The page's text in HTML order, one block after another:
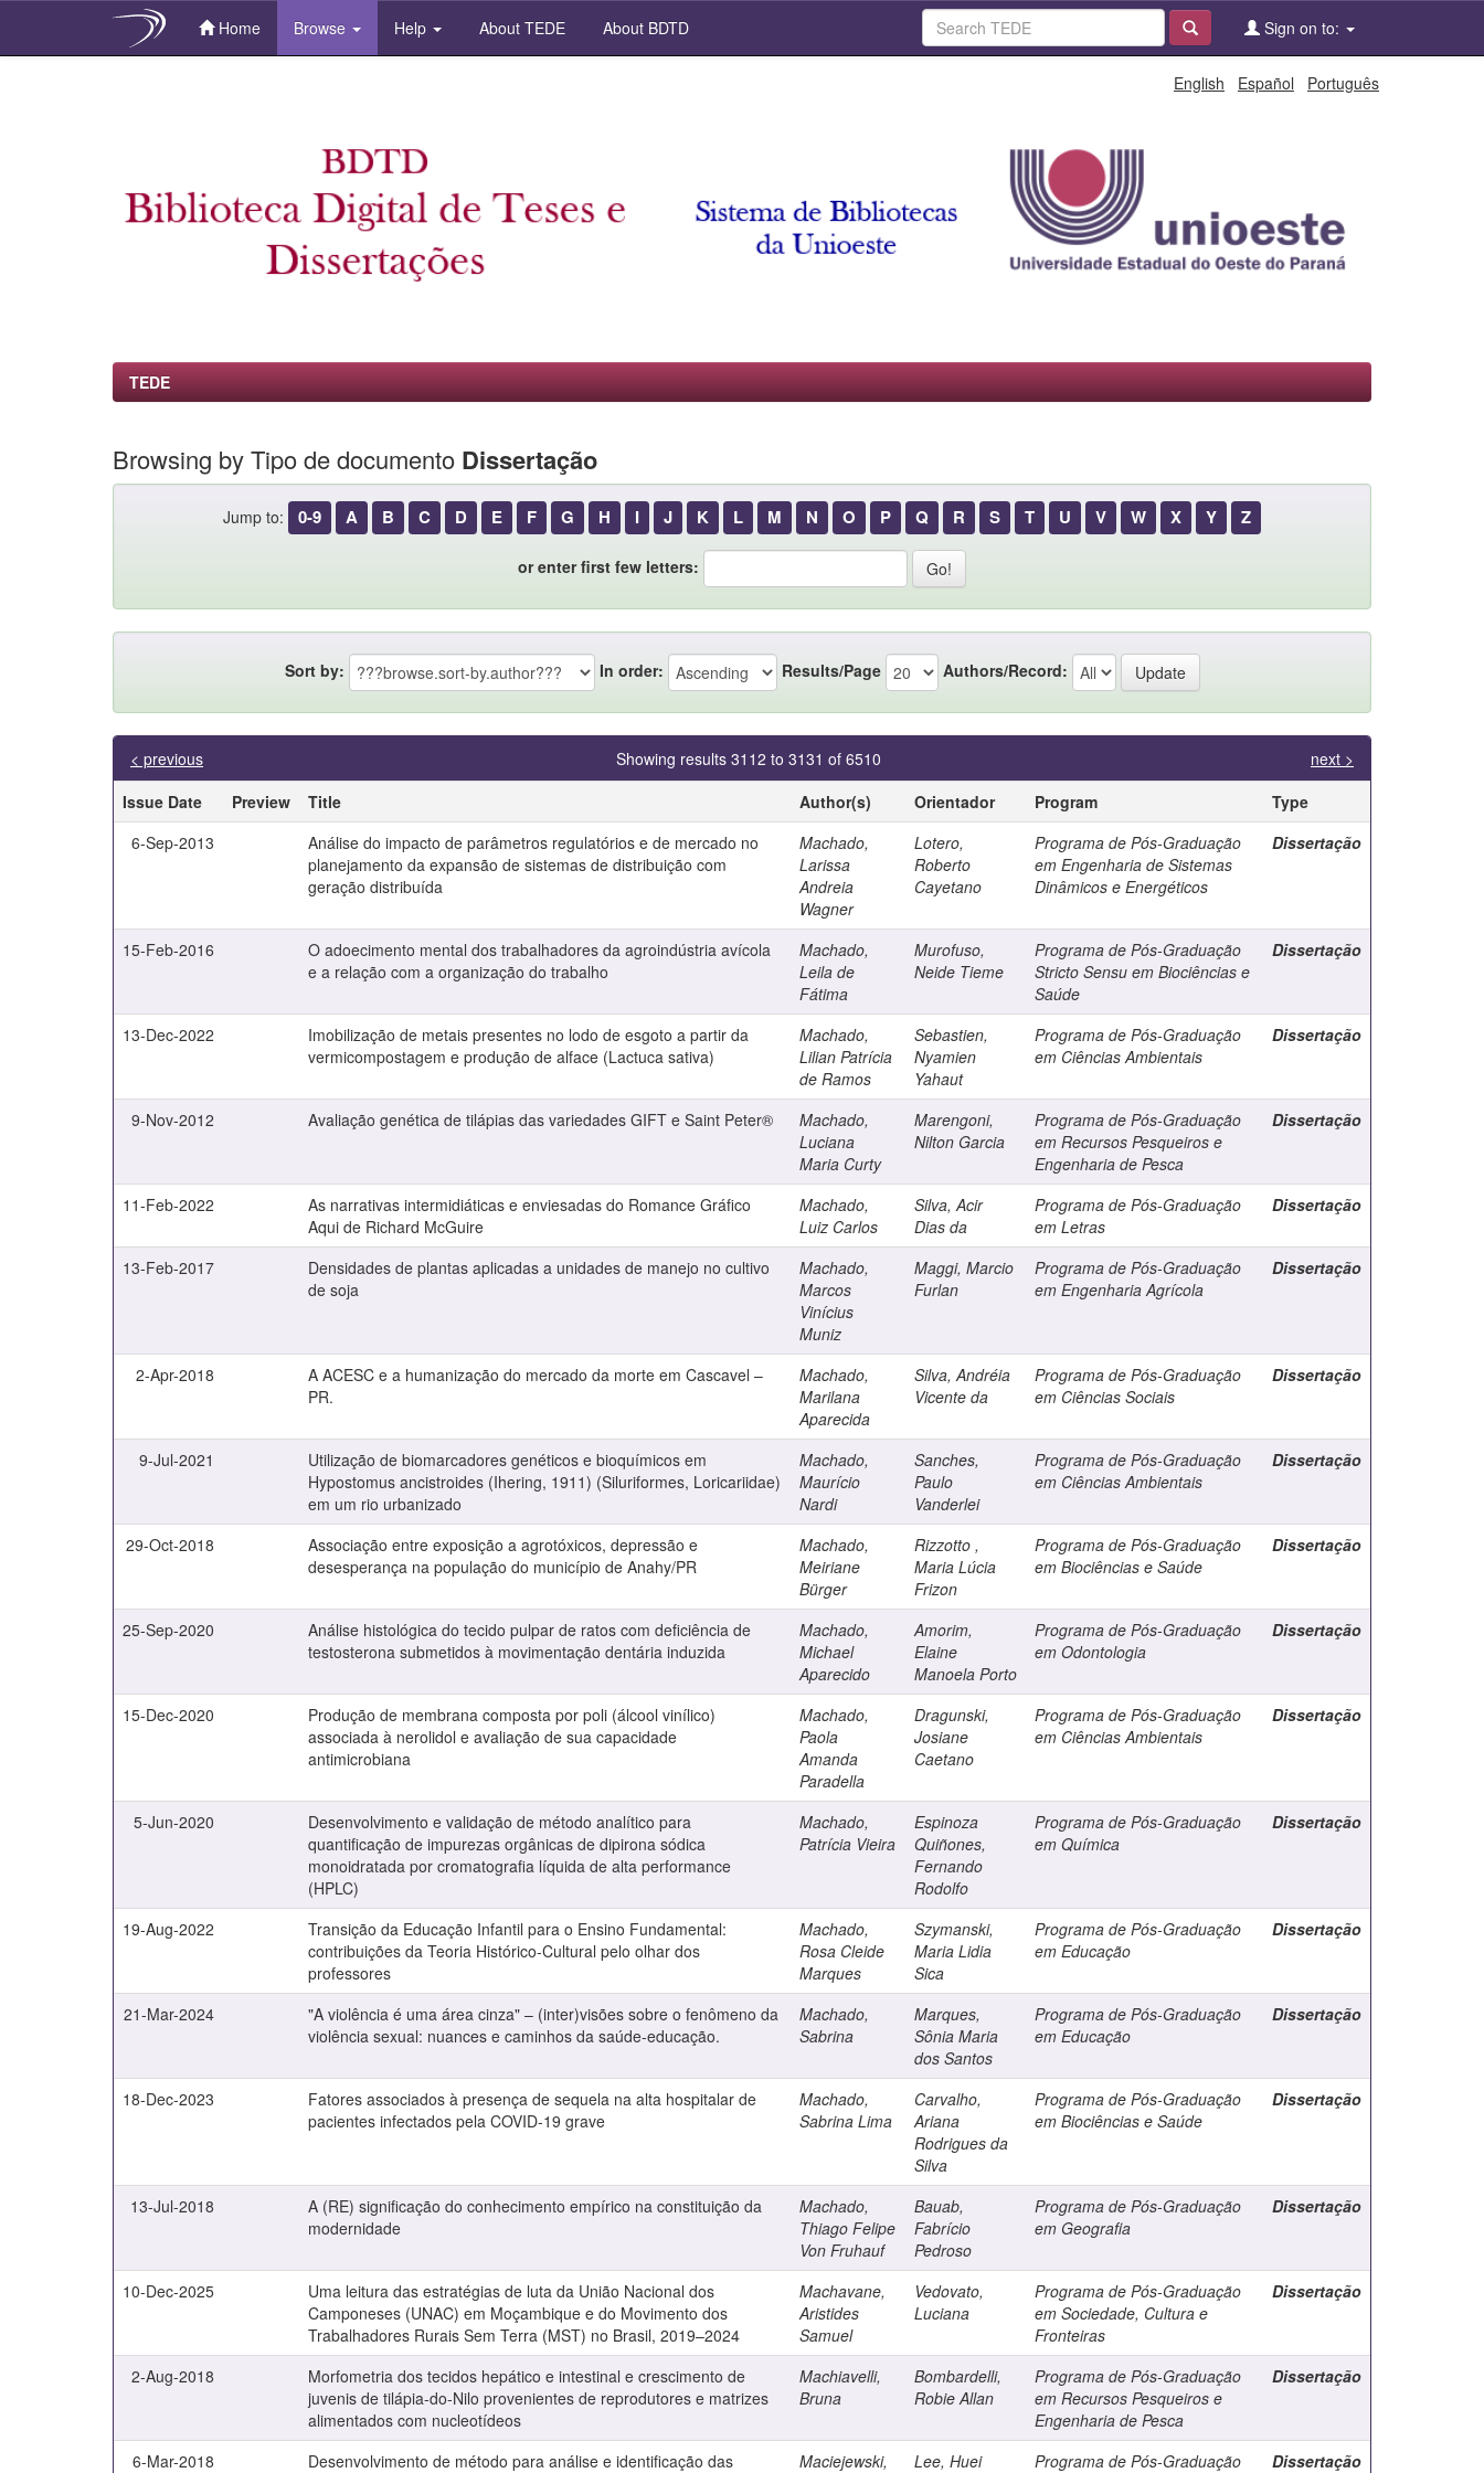
Home Browse Help About TEDE About BDTD Sign on to:
English Español Português
TEDE
Browsing by Tipo de documento Dissertação
Jump to: 0-9 A B C D E F G H I J K L M N O P Q R S T U V W X Y Z
or enter first few letters:
Sort by: In order: Results/Page Authors/Record:
Showing results 3112 to 3131 of 6510
< previous
next >
Issue Date
Preview Title Author(s) Orientador Program
Type
6-Sep-2013
Análise do impacto de parâmetros regulatórios e de mercado no
planejamento da expansão de sistemas de distribuição com
geração distribuída
Machado,
Larissa
Andreia
Wagner
Lotero,
Roberto
Cayetano
Programa de Pós-Graduação
em Engenharia de Sistemas
Dinâmicos e Energéticos
Dissertação
15-Feb-2016
O adoecimento mental dos trabalhadores da agroindústria avícola
e a relação com a organização do trabalho
Machado,
Leila de
Fátima
Murofuso,
Neide Tieme
Programa de Pós-Graduação
Stricto Sensu em Biociências e
Saúde
Dissertação
13-Dec-2022
Imobilização de metais presentes no lodo de esgoto a partir da
vermicompostagem e produção de alface (Lactuca sativa)
Machado,
Lilian Patrícia
de Ramos
Sebastien,
Nyamien
Yahaut
Programa de Pós-Graduação
em Ciências Ambientais
Dissertação
9-Nov-2012 Avaliação genética de tilápias das variedades GIFT e Saint Peter®
Machado,
Luciana
Maria Curty
Marengoni,
Nilton Garcia
Programa de Pós-Graduação
em Recursos Pesqueiros e
Engenharia de Pesca
Dissertação
11-Feb-2022
As narrativas intermidiáticas e enviesadas do Romance Gráfico
Aqui de Richard McGuire
Machado,
Luiz Carlos
Silva, Acir
Dias da
Programa de Pós-Graduação
em Letras
Dissertação
13-Feb-2017
Densidades de plantas aplicadas a unidades de manejo no cultivo
de soja
Machado,
Marcos
Vinícius
Muniz
Maggi, Marcio
Furlan
Programa de Pós-Graduação
em Engenharia Agrícola
Dissertação
2-Apr-2018
A ACESC e a humanização do mercado da morte em Cascavel –
PR.
Machado,
Marilana
Aparecida
Silva, Andréia
Vicente da
Programa de Pós-Graduação
em Ciências Sociais
Dissertação
9-Jul-2021
Utilização de biomarcadores genéticos e bioquímicos em
Hypostomus ancistroides (Ihering, 1911) (Siluriformes, Loricariidae)
em um rio urbanizado
Machado,
Maurício
Nardi
Sanches,
Paulo
Vanderlei
Programa de Pós-Graduação
em Ciências Ambientais
Dissertação
29-Oct-2018
Associação entre exposição a agrotóxicos, depressão e
desesperança na população do município de Anahy/PR
Machado,
Meiriane
Bürger
Rizzotto ,
Maria Lúcia
Frizon
Programa de Pós-Graduação
em Biociências e Saúde
Dissertação
25-Sep-2020
Análise histológica do tecido pulpar de ratos com deficiência de
testosterona submetidos à movimentação dentária induzida
Machado,
Michael
Aparecido
Amorim,
Elaine
Manoela Porto
Programa de Pós-Graduação
em Odontologia
Dissertação
15-Dec-2020
Produção de membrana composta por poli (álcool vinílico)
associada à nerolidol e avaliação de sua capacidade
antimicrobiana
Machado,
Paola
Amanda
Paradella
Dragunski,
Josiane
Caetano
Programa de Pós-Graduação
em Ciências Ambientais
Dissertação
5-Jun-2020
Desenvolvimento e validação de método analítico para
quantificação de impurezas orgânicas de dipirona sódica
monoidratada por cromatografia líquida de alta performance
(HPLC)
Machado,
Patrícia Vieira
Espinoza
Quiñones,
Fernando
Rodolfo
Programa de Pós-Graduação
em Química
Dissertação
19-Aug-2022
Transição da Educação Infantil para o Ensino Fundamental:
contribuições da Teoria Histórico-Cultural pelo olhar dos
professores
Machado,
Rosa Cleide
Marques
Szymanski,
Maria Lidia
Sica
Programa de Pós-Graduação
em Educação
Dissertação
21-Mar-2024
"A violência é uma área cinza" – (inter)visões sobre o fenômeno da
violência sexual: nuances e caminhos da saúde-educação.
Machado,
Sabrina
Marques,
Sônia Maria
dos Santos
Programa de Pós-Graduação
em Educação
Dissertação
18-Dec-2023
Fatores associados à presença de sequela na alta hospitalar de
pacientes infectados pela COVID-19 grave
Machado,
Sabrina Lima
Carvalho,
Ariana
Rodrigues da
Silva
Programa de Pós-Graduação
em Biociências e Saúde
Dissertação
13-Jul-2018
A (RE) significação do conhecimento empírico na constituição da
modernidade
Machado,
Thiago Felipe
Von Fruhauf
Bauab,
Fabrício
Pedroso
Programa de Pós-Graduação
em Geografia
Dissertação
10-Dec-2025
Uma leitura das estratégias de luta da União Nacional dos
Camponeses (UNAC) em Moçambique e do Movimento dos
Trabalhadores Rurais Sem Terra (MST) no Brasil, 2019–2024
Machavane,
Aristides
Samuel
Vedovato,
Luciana
Programa de Pós-Graduação
em Sociedade, Cultura e
Fronteiras
Dissertação
2-Aug-2018
Morfometria dos tecidos hepático e intestinal e crescimento de
juvenis de tilápia-do-Nilo provenientes de reprodutores e matrizes
alimentados com nucleotídeos
Machiavelli,
Bruna
Bombardelli,
Robie Allan
Programa de Pós-Graduação
em Recursos Pesqueiros e
Engenharia de Pesca
Dissertação
6-Mar-2018
Desenvolvimento de método para análise e identificação das
Maciejewski,
Lee, Huei
Programa de Pós-Graduação
Dissertação